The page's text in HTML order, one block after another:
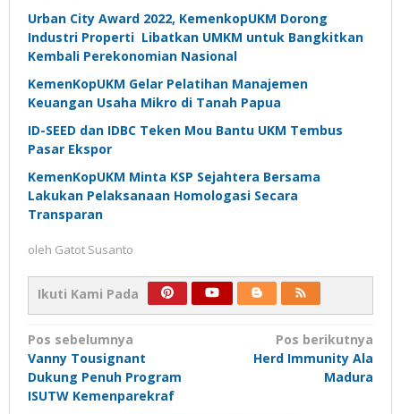
Urban City Award 2022, KemenkopUKM Dorong
Industri Properti Libatkan UMKM untuk Bangkitkan
Kembali Perekonomian Nasional
KemenKopUKM Gelar Pelatihan Manajemen
Keuangan Usaha Mikro di Tanah Papua
ID-SEED dan IDBC Teken Mou Bantu UKM Tembus
Pasar Ekspor
KemenKopUKM Minta KSP Sejahtera Bersama
Lakukan Pelaksanaan Homologasi Secara
Transparan
oleh Gatot Susanto
Ikuti Kami Pada
Navigasi
pos
Pos sebelumnya
Vanny Tousignant
Dukung Penuh Program
ISUTW Kemenparekraf
Pos berikutnya
Herd Immunity Ala
Madura